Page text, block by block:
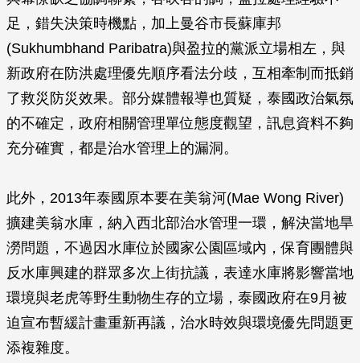
足，錯失決策時機點，加上曼谷市長蘇庫邦
(Sukhumbhand Paribatra)與盈拉的黨派立場相左，與
新政府在防洪處理優先順序看法分歧，互相牽制而抵銷
了救災防災效果。部分媒體報導也質疑，泰國政治氣氛
的不確定，政府相關管理單位態度觀望，訊息資料不夠
充分確實，都是治水管理上的漏洞。
此外，2013年泰國原本要在美翁河(Mae Wong River)
擴建美翁水庫，納入西北部治水管理一環，解決當地旱
澇問題，不過因水庫位於國家公園區域內，保育團體與
反水庫興建的群眾多次上街抗議，表達水庫將影響當地
環境與老虎等野生動物生存的立場，泰國政府在9月被
迫宣布暫緩計畫重新再議，治水時效與環境優先問題更
添複雜度。